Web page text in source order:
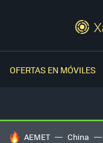
OFERTAS EN MÓVILES
HOY SE HABLA DE
AEMET China